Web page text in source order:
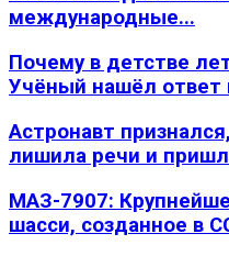
международные...
Почему в детстве
Учёный нашёл ответ
Астронавт
лишила речи и
МАЗ-7907:
шасси, созданное в